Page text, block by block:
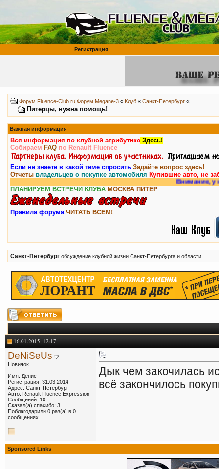
Регистрация
Форум Fluence-Club.ru|Форум Megane-3 « Клуб « Санкт-Петербург «
Питерцы, нужна помощь!
Важная информация
Вся информация по клубной атрибутике Здесь!
Собираем FAQ по Renault Fluence
Если не знаете в какой теме спросить Задайте вопрос здесь!
Отчеты владельцев о покупке автомобиляКупившие авто, не
Внимание, у нас
ПЛАНИРУЕМ ВСТРЕЧИ КЛУБА МОСКВА ПИТЕР
Правила форума ЧИТАТЬ ВСЕМ!
Санкт-Петербург обсуждение клубной жизни Санкт-Петербурга и области
16.01.2015, 12:17
DeNiSeUs
Новичок
Имя: Денис
Регистрация: 31.03.2014
Адрес: Санкт-Петербург
Авто: Renault Fluence Expression
Сообщений: 10
Сказал(а) спасибо: 3
Поблагодарили 0 раз(а) в 0
сообщениях
Дык чем закочилась
всё закончилось
Sponsored Links